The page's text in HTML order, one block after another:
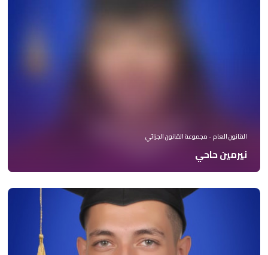
القانون العام - مجموعة القانون الجزائي
نيرمين حاحي